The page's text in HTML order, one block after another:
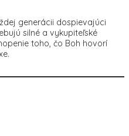
generácii dospievajúci
silné a vykupiteľské
toho, čo Boh hovorí